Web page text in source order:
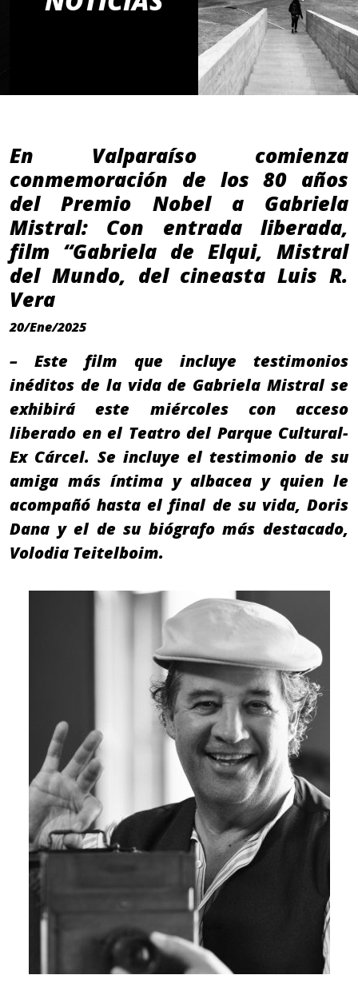
En Valparaíso comienza
conmemoración de los 80 años
del Premio Nobel a Gabriela
Mistral: Con entrada liberada,
film “Gabriela de Elqui, Mistral
del Mundo, del cineasta Luis R.
Vera
20/Ene/2025
– Este film que incluye testimonios
inéditos de la vida de Gabriela Mistral se
exhibirá este miércoles con acceso
liberado en el Teatro del Parque Cultural-
Ex Cárcel. Se incluye el testimonio de su
amiga más íntima y albacea y quien le
acompañó hasta el final de su vida, Doris
Dana y el de su biógrafo más destacado,
Volodia Teitelboim.